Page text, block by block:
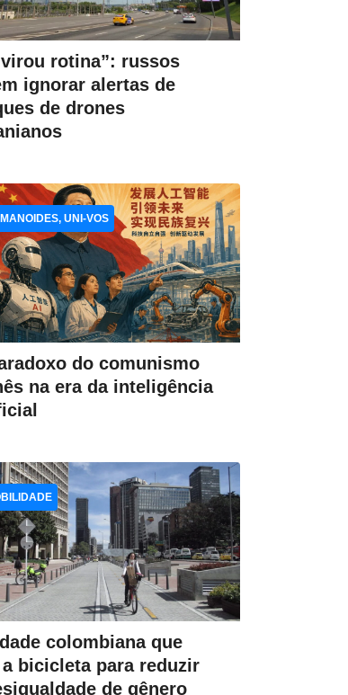
virou rotina”: russos
ignorar alertas de
de drones
do comunismo
na era da inteligência
UNI-VOS
colombiana que
a bicicleta para reduzir
de gênero